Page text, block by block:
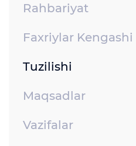
Rahbariyat
Faxriylar Kengashi
Tuzilishi
Maqsadlar
Vazifalar